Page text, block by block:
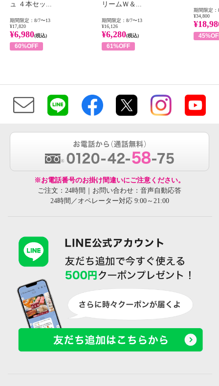
ュ ４本セッ...
期間限定：8/7〜13
¥17,820
¥6,980(税込)
60%OFF
リームＷ＆...
期間限定：8/7〜13
¥16,126
¥6,280(税込)
61%OFF
期間限定：
¥34,800
※お電話番号のお掛け間違いにご注意ください。
ご注文：24時間｜お問い合わせ：音声自動応答
24時間／オペレーター対応 9:00～21:00